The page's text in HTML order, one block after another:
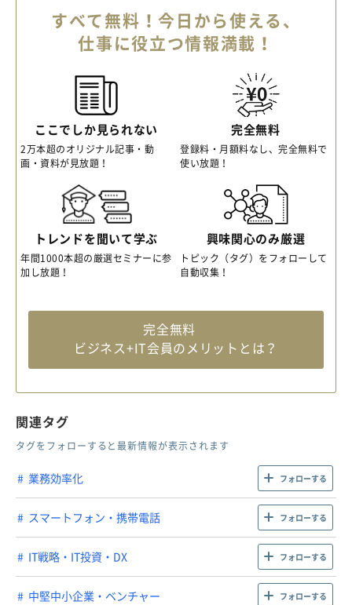
すべて無料！今日から使える、
仕事に役立つ情報満載！
ここでしか見られない
2万本超のオリジナル記事・動
画・資料が見放題！
完全無料
登録料・月額料なし、完全無料で
使い放題！
トレンドを聞いて学ぶ
年間1000本超の厳選セミナーに参
加し放題！
興味関心のみ厳選
トピック（タグ）をフォローして
自動収集！
完全無料
ビジネス+IT会員のメリットとは？
関連タグ
タグをフォローすると最新情報が表示されます
業務効率化 フォローする
スマートフォン・携帯電話 フォローする
IT戦略・IT投資・DX フォローする
中堅中小企業・ベンチャー フォローする